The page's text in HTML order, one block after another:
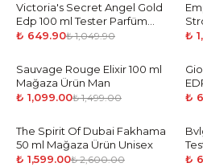
-38%
Victoria's Secret Angel Gold
Edp 100 ml Tester Parfüm
Kadın
₺ 649.90₺ 1,049.90
-
₺
-27%
Sauvage Rouge Elixir 100 ml
Mağaza Ürün Man
₺ 1,099.00₺ 1,499.00
-
₺
-39%
The Spirit Of Dubai Fakhama
50 ml Mağaza Ürün Unisex
₺ 1,599.00₺ 2,600.00
-
₺